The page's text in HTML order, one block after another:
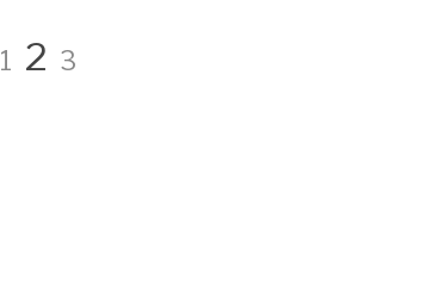
Página
1 Página
2 Página
3